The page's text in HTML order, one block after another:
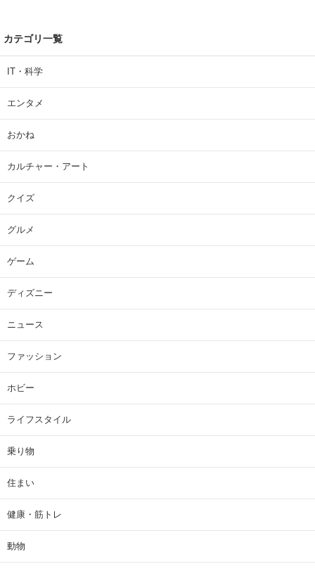
カテゴリ一覧
IT・科学
エンタメ
おかね
カルチャー・アート
クイズ
グルメ
ゲーム
ディズニー
ニュース
ファッション
ホビー
ライフスタイル
乗り物
住まい
健康・筋トレ
動物